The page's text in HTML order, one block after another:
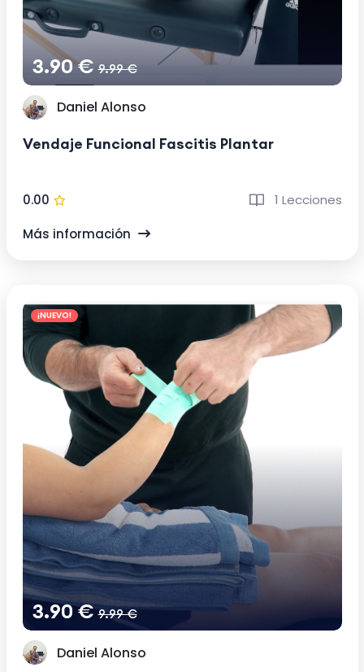
3.90 €9.99 €
Daniel Alonso
Vendaje Funcional Fascitis Plantar
0.00
1 Lecciones
Más información
¡NUEVO!
3.90 €9.99 €
Daniel Alonso